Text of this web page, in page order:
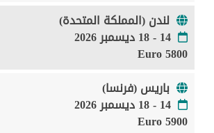
لندن (المملكة المتحدة)
14 - 18 ديسمبر 2026
5800 Euro
باريس (فرنسا)
14 - 18 ديسمبر 2026
5900 Euro